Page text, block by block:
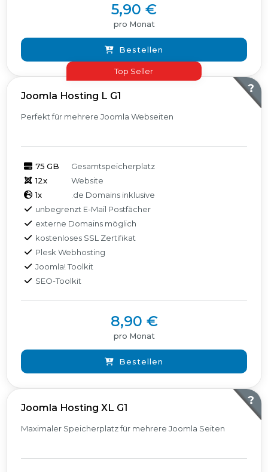
5,90 €
pro Monat
Bestellen
?
Top Seller
Joomla Hosting L G1
Perfekt für mehrere Joomla Webseiten
75 GB
Gesamtspeicherplatz
12x
Website
1x
.de Domains inklusive
unbegrenzt E-Mail Postfächer
externe Domains möglich
kostenloses SSL Zertifikat
Plesk Webhosting
Joomla! Toolkit
SEO-Toolkit
8,90 €
pro Monat
Bestellen
?
Joomla Hosting XL G1
Maximaler Speicherplatz für mehrere Joomla Seiten